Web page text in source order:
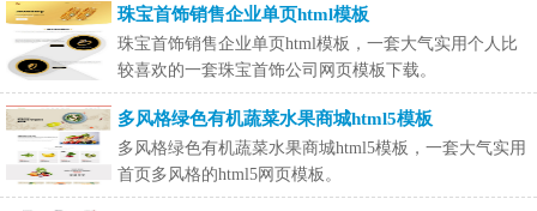
珠宝首饰销售企业单页html模板
珠宝首饰销售企业单页html模板，一套大气实用个人比
较喜欢的一套珠宝首饰公司网页模板下载。
多风格绿色有机蔬菜水果商城html5模板
多风格绿色有机蔬菜水果商城html5模板，一套大气实用
首页多风格的html5网页模板。